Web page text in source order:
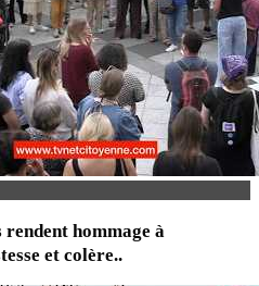
rendent hommage à
et colère..